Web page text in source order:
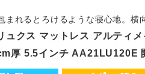
まれるとろけるような寝心地。横
ュクス マットレス アルティ
厚 5.5インチ AA21LU120E